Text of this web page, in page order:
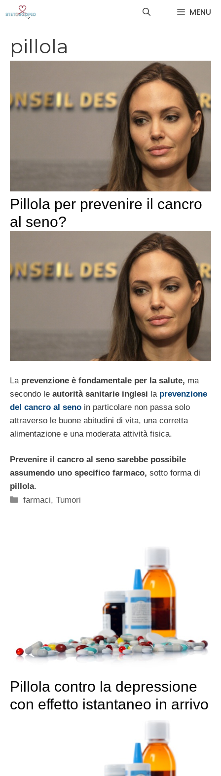
MENU
pillola
Pillola per prevenire il cancro
al seno?
La prevenzione è fondamentale per la salute, ma
secondo le autorità sanitarie inglesi la prevenzione
del cancro al seno in particolare non passa solo
attraverso le buone abitudini di vita, una corretta
alimentazione e una moderata attività fisica.
Prevenire il cancro al seno sarebbe possibile
assumendo uno specifico farmaco, sotto forma di
pillola.
Categorie
farmaci,Tumori
Pillola contro la depressione
con effetto istantaneo in arrivo